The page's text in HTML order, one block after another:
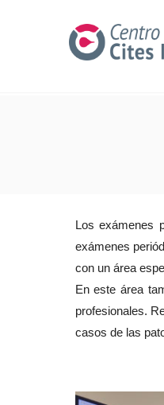
Los exámenes
exámenes
con un área
En este área
profesionales.
casos de las